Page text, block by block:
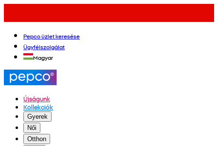
Pepco üzlet keresése
Ügyfélszolgálat
Magyar
Újságunk
Kollekciók
Gyerek
Női
Otthon